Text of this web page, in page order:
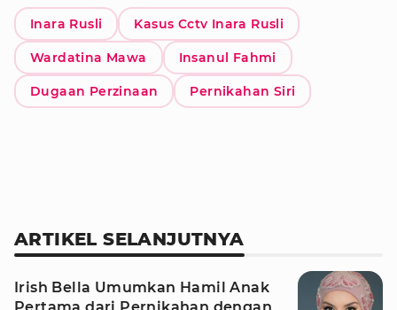
Inara Rusli Kasus Cctv Inara Rusli
Wardatina Mawa Insanul Fahmi
Dugaan Perzinaan Pernikahan Siri
ARTIKEL SELANJUTNYA
Irish Bella Umumkan Hamil Anak